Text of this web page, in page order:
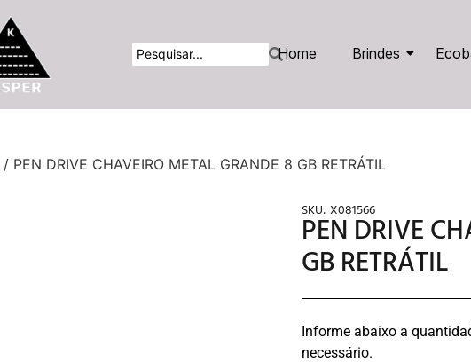
Home Brindes
/ PEN DRIVE CHAVEIRO METAL GRANDE 8 GB RETRÁTIL
SKU: X081566
PEN DRIVE
GB RETRÁTIL
Informe abaixo a
necessário.